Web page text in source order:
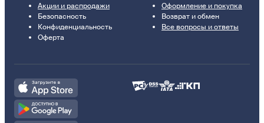
Акции и распродажи
Безопасность
Конфиденциальность
Оферта
Оформление и покупка
Возврат и обмен
Все вопросы и ответы